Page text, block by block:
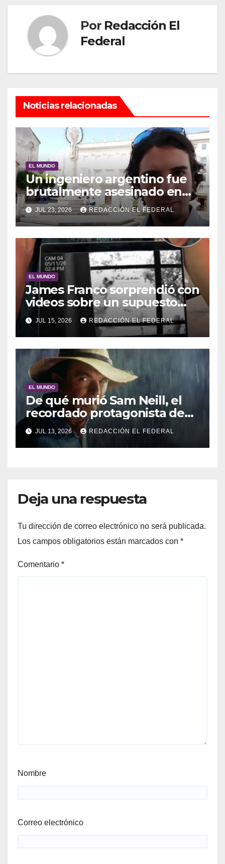
Por Redacción El
Federal
Noticias relacionadas
EL MUNDO
Un ingeniero argentino fue
brutalmente asesinado en
Madrid por un hombre que
sospechaba que era el
amante de su esposa
JUL 23, 2026 REDACCIÓN EL FEDERAL
EL MUNDO
James Franco sorprendió con
videos sobre un supuesto
encuentro con un ser
extraterrestre
JUL 15, 2026 REDACCIÓN EL FEDERAL
EL MUNDO
De qué murió Sam Neill, el
recordado protagonista de
Jurassic Park
JUL 13, 2026 REDACCIÓN EL FEDERAL
Deja una respuesta
Tu dirección de correo electrónico no será publicada.
Los campos obligatorios están marcados con *
Comentario *
Nombre
Correo electrónico